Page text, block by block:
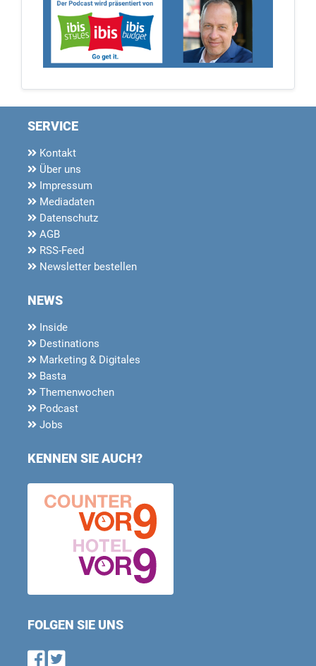
SERVICE
Kontakt
Über uns
Impressum
Mediadaten
Datenschutz
AGB
RSS-Feed
Newsletter bestellen
NEWS
Inside
Destinations
Marketing & Digitales
Basta
Themenwochen
Podcast
Jobs
KENNEN SIE AUCH?
FOLGEN SIE UNS
Find us on Facebook
Follow us on Twitter